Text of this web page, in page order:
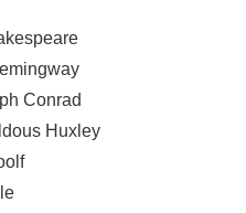
Conrad
Huxley